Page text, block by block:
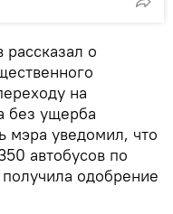
о
на
без ущерба
мэра уведомил, что
автобусов по
одобрение